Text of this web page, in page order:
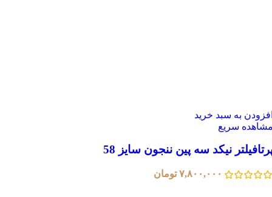
به سبد خرید
سریع
نیکد سه پین ننجون سایز 58
۷,۸۰۰,۰۰۰ تومان